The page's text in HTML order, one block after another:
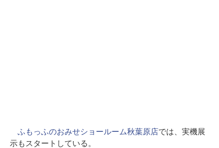
ふもっふのおみせショールーム秋葉原店では、実機展
示もスタートしている。